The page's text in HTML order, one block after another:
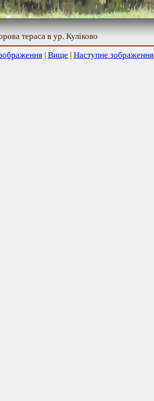
тераса в ур. Куліково
| Вище | Наступне зображення